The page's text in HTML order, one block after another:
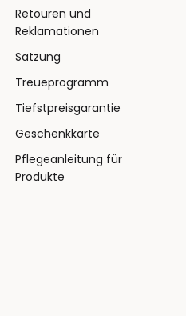
Retouren und
Reklamationen
Satzung
Treueprogramm
Tiefstpreisgarantie
Geschenkkarte
Pflegeanleitung für
Produkte